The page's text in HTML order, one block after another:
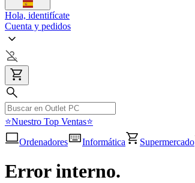
Hola, identifícate
Cuenta y pedidos
⭐Nuestro Top Ventas⭐
Ordenadores
Informática Supermercado
Error interno.